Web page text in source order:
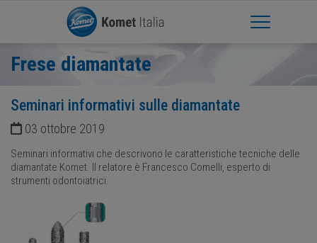
Apri Menu
Frese diamantate
Seminari informativi sulle diamantate
03 ottobre 2019
Seminari informativi che descrivono le caratteristiche tecniche delle
diamantate Komet. Il relatore è Francesco Comelli, esperto di
strumenti odontoiatrici.